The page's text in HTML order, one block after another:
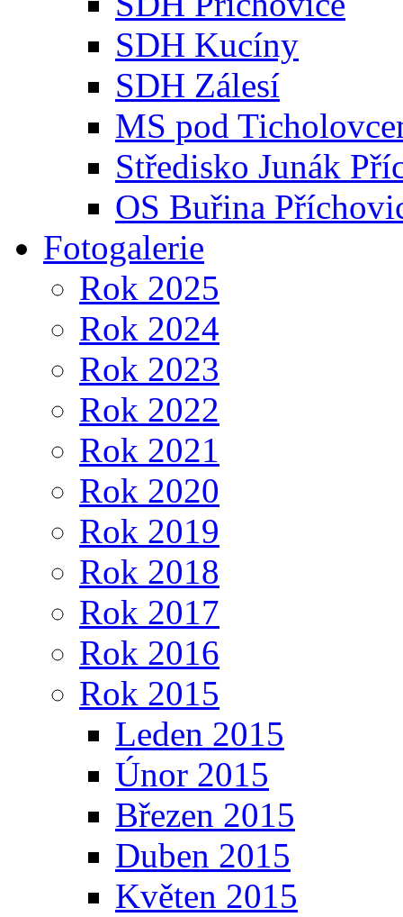
SDH Kucíny
SDH Zálesí
MS pod
Středisko Junák
OS Buřina
Fotogalerie
Rok 2025
Rok 2024
Rok 2023
Rok 2022
Rok 2021
Rok 2020
Rok 2019
Rok 2018
Rok 2017
Rok 2016
Rok 2015
Leden 2015
Únor 2015
Březen 2015
Duben 2015
Květen 2015